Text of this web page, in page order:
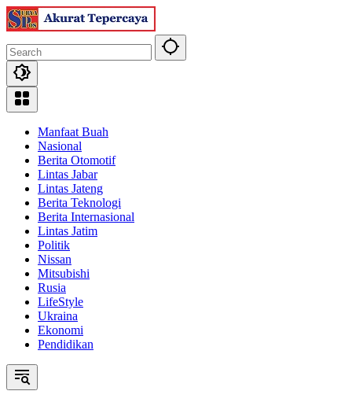
Skip
to
Manfaat Buah
Nasional
Berita Otomotif
Lintas Jabar
Lintas Jateng
Berita Teknologi
Berita Internasional
Lintas Jatim
Politik
Nissan
Mitsubishi
Rusia
LifeStyle
Ukraina
Ekonomi
Pendidikan